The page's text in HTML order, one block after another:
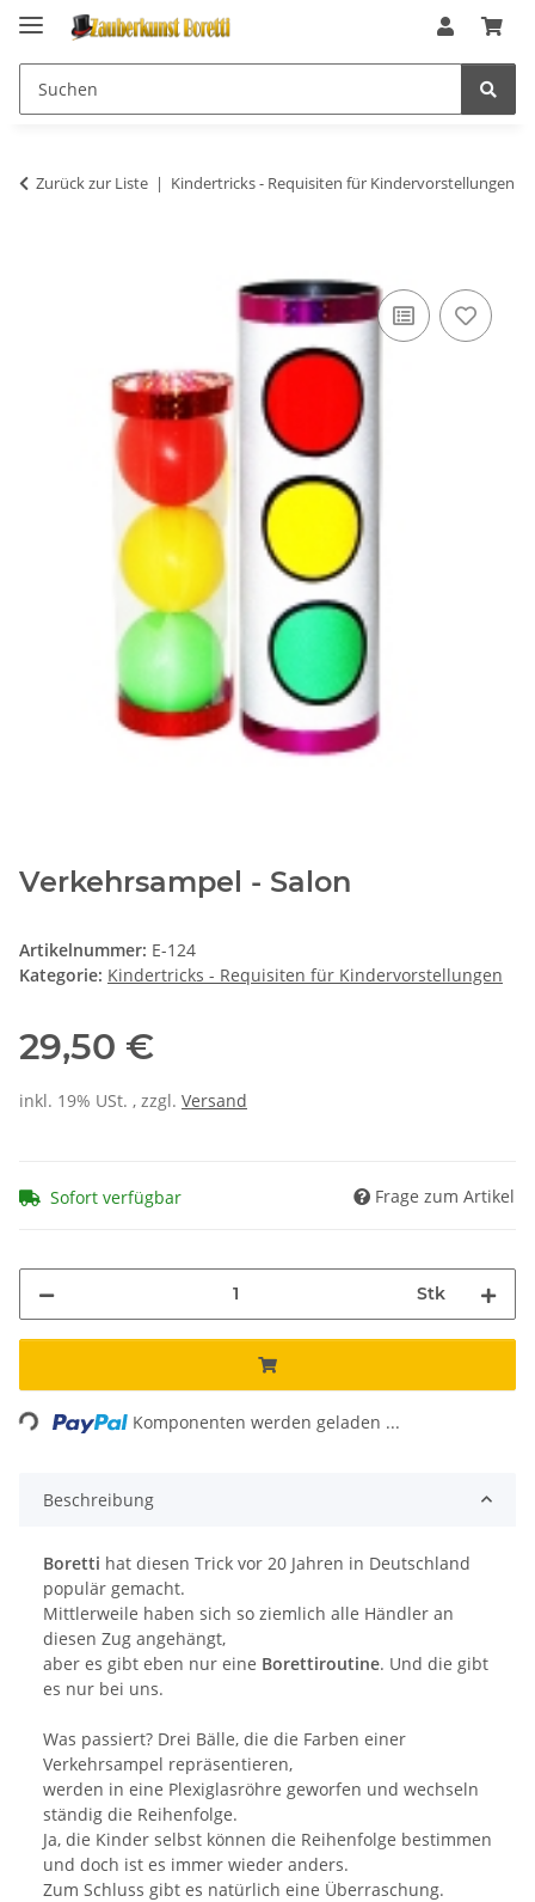
Zurück zur Liste Kindertricks - Requisiten für Kindervorstellungen
Verkehrsampel - Salon
Artikelnummer: E-124
Kategorie: Kindertricks - Requisiten für Kindervorstellungen
29,50 €
inkl. 19% USt. , zzgl. Versand
Sofort verfügbar Frage zum Artikel
Stk
Komponenten werden geladen ...
Beschreibung
Boretti hat diesen Trick vor 20 Jahren in Deutschland
populär gemacht.
Mittlerweile haben sich so ziemlich alle Händler an
diesen Zug angehängt,
aber es gibt eben nur eine Borettiroutine. Und die gibt
es nur bei uns.
Was passiert? Drei Bälle, die die Farben einer
Verkehrsampel repräsentieren,
werden in eine Plexiglasröhre geworfen und wechseln
ständig die Reihenfolge.
Ja, die Kinder selbst können die Reihenfolge bestimmen
und doch ist es immer wieder anders.
Zum Schluss gibt es natürlich eine Überraschung.